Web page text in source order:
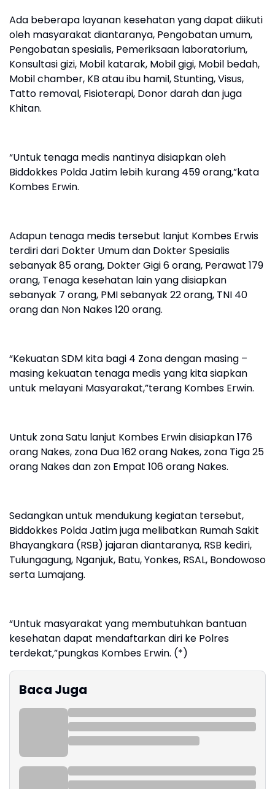
Ada beberapa layanan kesehatan yang dapat diikuti
oleh masyarakat diantaranya, Pengobatan umum,
Pengobatan spesialis, Pemeriksaan laboratorium,
Konsultasi gizi, Mobil katarak, Mobil gigi, Mobil bedah,
Mobil chamber, KB atau ibu hamil, Stunting, Visus,
Tatto removal, Fisioterapi, Donor darah dan juga
Khitan.
“Untuk tenaga medis nantinya disiapkan oleh
Biddokkes Polda Jatim lebih kurang 459 orang,”kata
Kombes Erwin.
Adapun tenaga medis tersebut lanjut Kombes Erwis
terdiri dari Dokter Umum dan Dokter Spesialis
sebanyak 85 orang, Dokter Gigi 6 orang, Perawat 179
orang, Tenaga kesehatan lain yang disiapkan
sebanyak 7 orang, PMI sebanyak 22 orang, TNI 40
orang dan Non Nakes 120 orang.
“Kekuatan SDM kita bagi 4 Zona dengan masing –
masing kekuatan tenaga medis yang kita siapkan
untuk melayani Masyarakat,”terang Kombes Erwin.
Untuk zona Satu lanjut Kombes Erwin disiapkan 176
orang Nakes, zona Dua 162 orang Nakes, zona Tiga 25
orang Nakes dan zon Empat 106 orang Nakes.
Sedangkan untuk mendukung kegiatan tersebut,
Biddokkes Polda Jatim juga melibatkan Rumah Sakit
Bhayangkara (RSB) jajaran diantaranya, RSB kediri,
Tulungagung, Nganjuk, Batu, Yonkes, RSAL, Bondowoso
serta Lumajang.
“Untuk masyarakat yang membutuhkan bantuan
kesehatan dapat mendaftarkan diri ke Polres
terdekat,”pungkas Kombes Erwin. (*)
Baca Juga